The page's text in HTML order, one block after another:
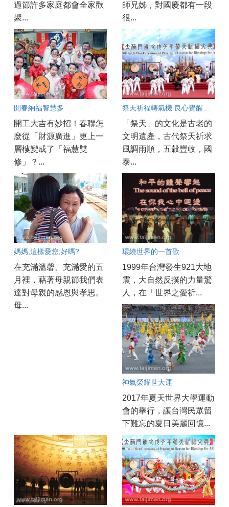
過節許多家庭都會全家歡
聚...
師兄姊，對國慶都有一段
很...
開春納福智慧多
開工大吉有妙招！春聯怎
麼從「財源廣進」更上一
層樓變成了「福慧雙
修」？...
「祭天」的文化是古老的
文明遺產，古代祭天祈求
風調雨順，五穀豐收，國
泰...
媽媽,這樣愛您,好嗎?
在充滿溫馨、充滿愛的五
月裡，藉著母親節我們表
達對母親的感恩與孝思。
母...
環繞世界的一首歌
1999年台灣發生921大地
震，大自然反撲的力量驚
人，在「世界之愛祈...
神氣榮耀世大運
2017年夏天世界大學運動
會的舉行，讓台灣民眾留
下難忘的夏日美麗回憶...